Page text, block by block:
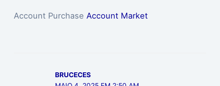
Account Purchase Account Market
BRUCECES